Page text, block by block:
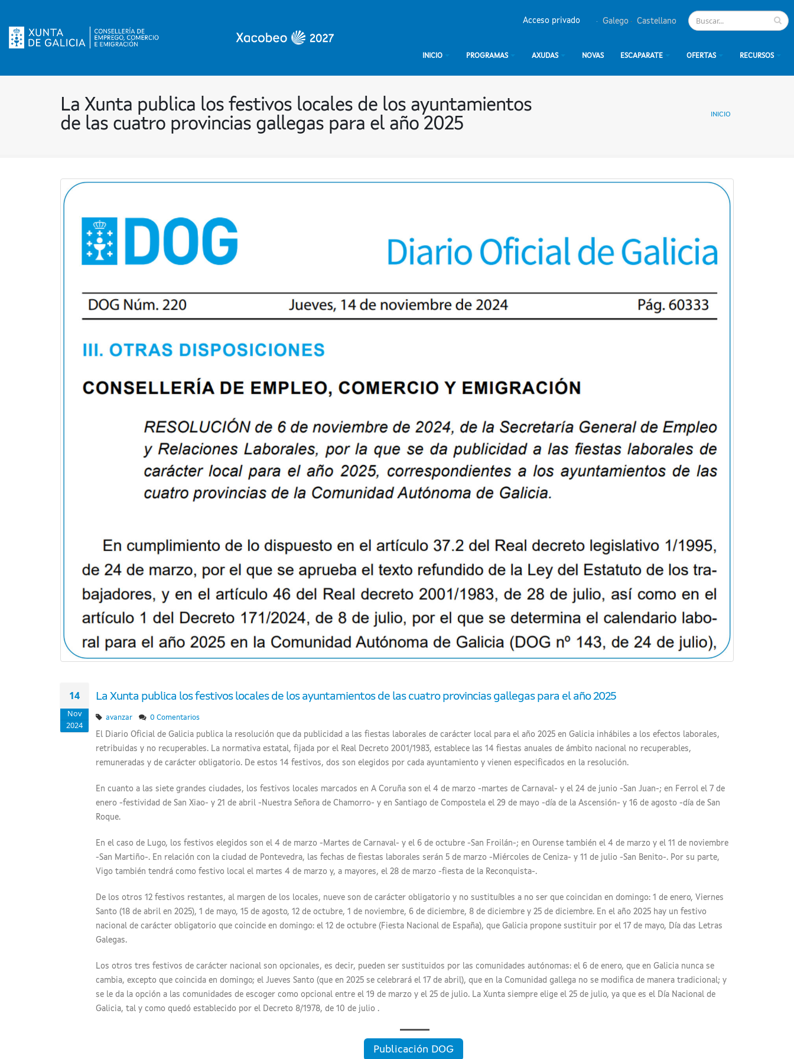
Galego Castellano
Acceso privado
INICIO PROGRAMAS AXUDAS NOVAS ESCAPARATE OFERTAS RECURSOS
La Xunta publica los festivos locales de los ayuntamientos
de las cuatro provincias gallegas para el año 2025
INICIO
14
Nov
2024
La Xunta publica los festivos locales de los ayuntamientos de las cuatro provincias gallegas para el año 2025
avanzar 0 Comentarios
El Diario Oficial de Galicia publica la resolución que da publicidad a las fiestas laborales de carácter local para el año 2025 en Galicia inhábiles a los efectos laborales,
retribuidas y no recuperables. La normativa estatal, fijada por el Real Decreto 2001/1983, establece las 14 fiestas anuales de ámbito nacional no recuperables,
remuneradas y de carácter obligatorio. De estos 14 festivos, dos son elegidos por cada ayuntamiento y vienen especificados en la resolución.
En cuanto a las siete grandes ciudades, los festivos locales marcados en A Coruña son el 4 de marzo -martes de Carnaval- y el 24 de junio -San Juan-; en Ferrol el 7 de
enero -festividad de San Xiao- y 21 de abril -Nuestra Señora de Chamorro- y en Santiago de Compostela el 29 de mayo -día de la Ascensión- y 16 de agosto -día de San
Roque.
En el caso de Lugo, los festivos elegidos son el 4 de marzo -Martes de Carnaval- y el 6 de octubre -San Froilán-; en Ourense también el 4 de marzo y el 11 de noviembre
-San Martiño-. En relación con la ciudad de Pontevedra, las fechas de fiestas laborales serán 5 de marzo -Miércoles de Ceniza- y 11 de julio -San Benito-. Por su parte,
Vigo también tendrá como festivo local el martes 4 de marzo y, a mayores, el 28 de marzo -fiesta de la Reconquista-.
De los otros 12 festivos restantes, al margen de los locales, nueve son de carácter obligatorio y no sustituíbles a no ser que coincidan en domingo: 1 de enero, Viernes
Santo (18 de abril en 2025), 1 de mayo, 15 de agosto, 12 de octubre, 1 de noviembre, 6 de diciembre, 8 de diciembre y 25 de diciembre. En el año 2025 hay un festivo
nacional de carácter obligatorio que coincide en domingo: el 12 de octubre (Fiesta Nacional de España), que Galicia propone sustituir por el 17 de mayo, Día das Letras
Galegas.
Los otros tres festivos de carácter nacional son opcionales, es decir, pueden ser sustituidos por las comunidades autónomas: el 6 de enero, que en Galicia nunca se
cambia, excepto que coincida en domingo; el Jueves Santo (que en 2025 se celebrará el 17 de abril), que en la Comunidad gallega no se modifica de manera tradicional; y
se le da la opción a las comunidades de escoger como opcional entre el 19 de marzo y el 25 de julio. La Xunta siempre elige el 25 de julio, ya que es el Día Nacional de
Galicia, tal y como quedó establecido por el Decreto 8/1978, de 10 de julio .
Publicación DOG